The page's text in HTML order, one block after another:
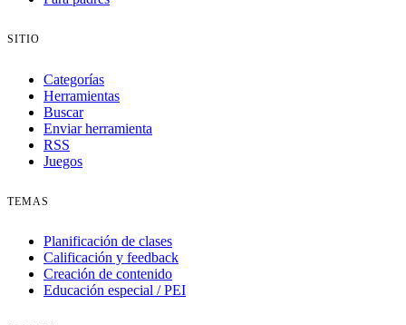
SITIO
Categorías
Herramientas
Buscar
Enviar herramienta
RSS
Juegos
TEMAS
Planificación de clases
Calificación y feedback
Creación de contenido
Educación especial / PEI